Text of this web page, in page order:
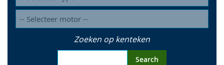
Zoeken op kenteken
Search